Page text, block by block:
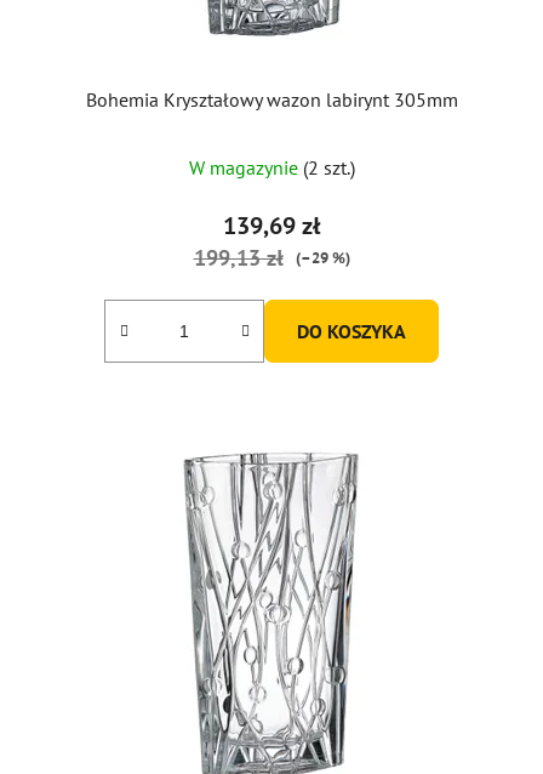
Bohemia Kryształowy wazon labirynt 305mm
W magazynie (2 szt.)
139,69 zł
199,13 zł (–29 %)
DO KOSZYKA